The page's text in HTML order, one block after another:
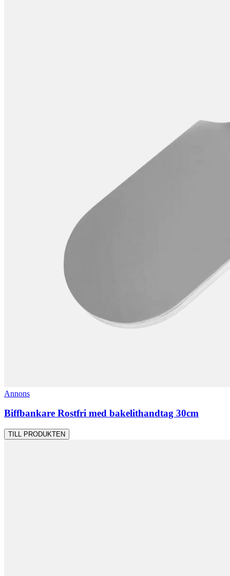
Annons
Biffbankare Rostfri med bakelithandtag 30cm
TILL PRODUKTEN